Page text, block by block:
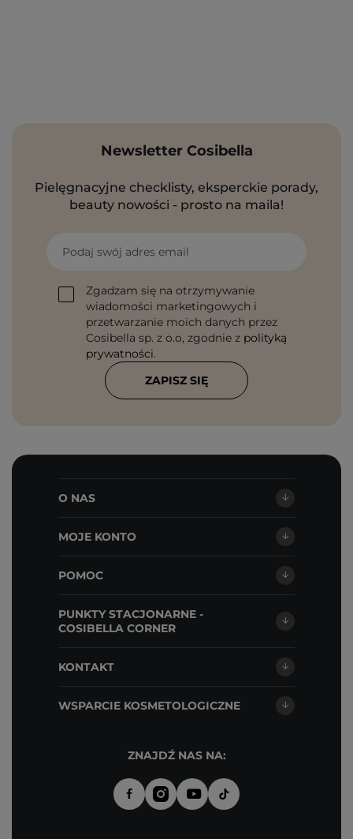
Newsletter Cosibella
Pielęgnacyjne checklisty, eksperckie porady,
beauty nowości - prosto na maila!
Podaj swój adres email
Zgadzam się na otrzymywanie
wiadomości marketingowych i
przetwarzanie moich danych przez
Cosibella sp. z o.o, zgodnie z polityką
prywatności.
ZAPISZ SIĘ
O NAS
MOJE KONTO
POMOC
PUNKTY STACJONARNE -
COSIBELLA CORNER
KONTAKT
WSPARCIE KOSMETOLOGICZNE
ZNAJDŹ NAS NA: